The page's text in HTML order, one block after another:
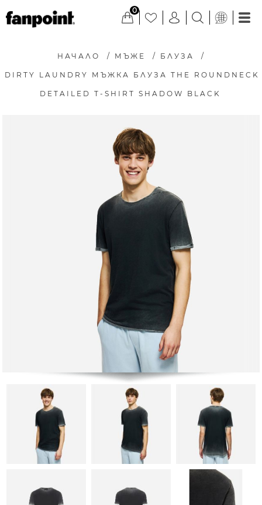
0
НАЧАЛО / МЪЖЕ / БЛУЗА /
DIRTY LAUNDRY МЪЖКА БЛУЗА THE ROUNDNECK
DETAILED T-SHIRT SHADOW BLACK